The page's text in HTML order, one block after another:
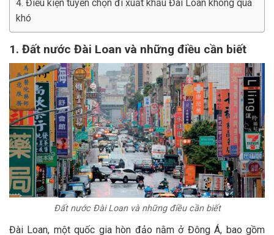
4. Điều kiện tuyển chọn đi xuất khẩu Đài Loan không quá
khó
1. Đất nước Đài Loan và những điều cần biết
Đất nước Đài Loan và những điều cần biết
Đài Loan, một quốc gia hòn đảo nằm ở Đông Á, bao gồm